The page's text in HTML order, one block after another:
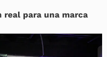
real para una marca